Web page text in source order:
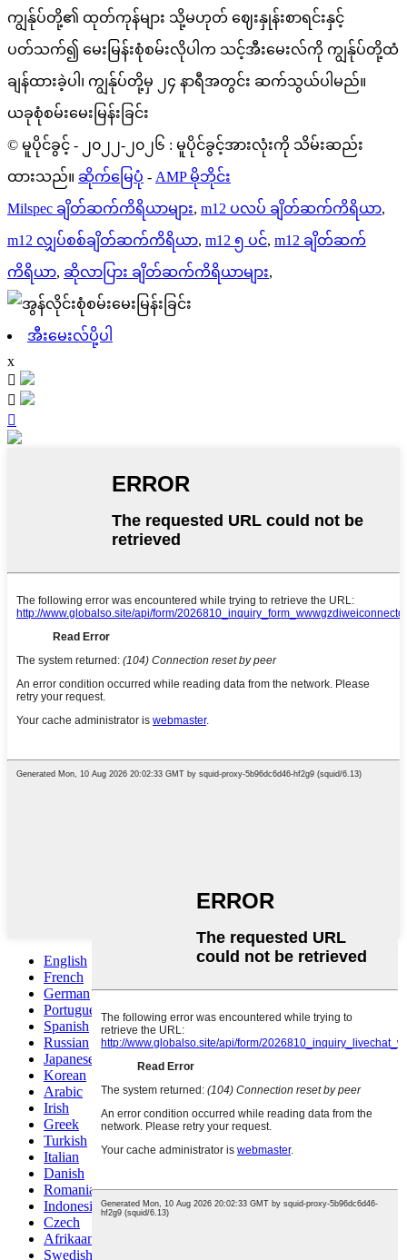
ကျွန်ုပ်တို့၏ ထုတ်ကုန်များ သို့မဟုတ် ဈေးနှုန်းစာရင်းနှင့်
ပတ်သက်၍ မေးမြန်းစုံစမ်းလိုပါက သင့်အီးမေးလ်ကို ကျွန်ုပ်တို့ထံ
ချန်ထားခဲ့ပါ၊ ကျွန်ုပ်တို့မှ ၂၄ နာရီအတွင်း ဆက်သွယ်ပါမည်။
ယခုစုံစမ်းမေးမြန်းခြင်း
© မူပိုင်ခွင့် - ၂၀၂၂-၂၀၂၆ : မူပိုင်ခွင့်အားလုံးကို သိမ်းဆည်း
ထားသည်။ ဆိုက်မြေပုံ - AMP မိုဘိုင်း
Milspec ချိတ်ဆက်ကိရိယာများ, m12 ပလပ် ချိတ်ဆက်ကိရိယာ,
m12 လျှပ်စစ်ချိတ်ဆက်ကိရိယာ, m12 ၅ ပင်, m12 ချိတ်ဆက်
ကိရိယာ, ဆိုလာပြား ချိတ်ဆက်ကိရိယာများ,
အီးမေးလ်ပို့ပါ
x



English
French
German
Portuguese
Spanish
Russian
Japanese
Korean
Arabic
Irish
Greek
Turkish
Italian
Danish
Romanian
Indonesian
Czech
Afrikaans
Swedish